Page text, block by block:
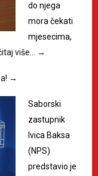
do njega
mora čekati
mjesecima,
više… →
→
Saborski
zastupnik
Ivica Baksa
(NPS)
predstavio je